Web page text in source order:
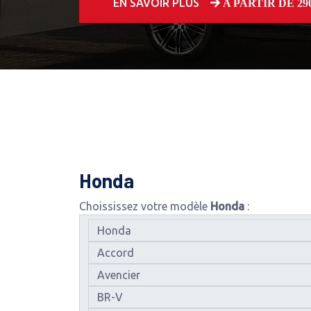
A PARTIR DE
Honda
Choississez votre modèle Honda :